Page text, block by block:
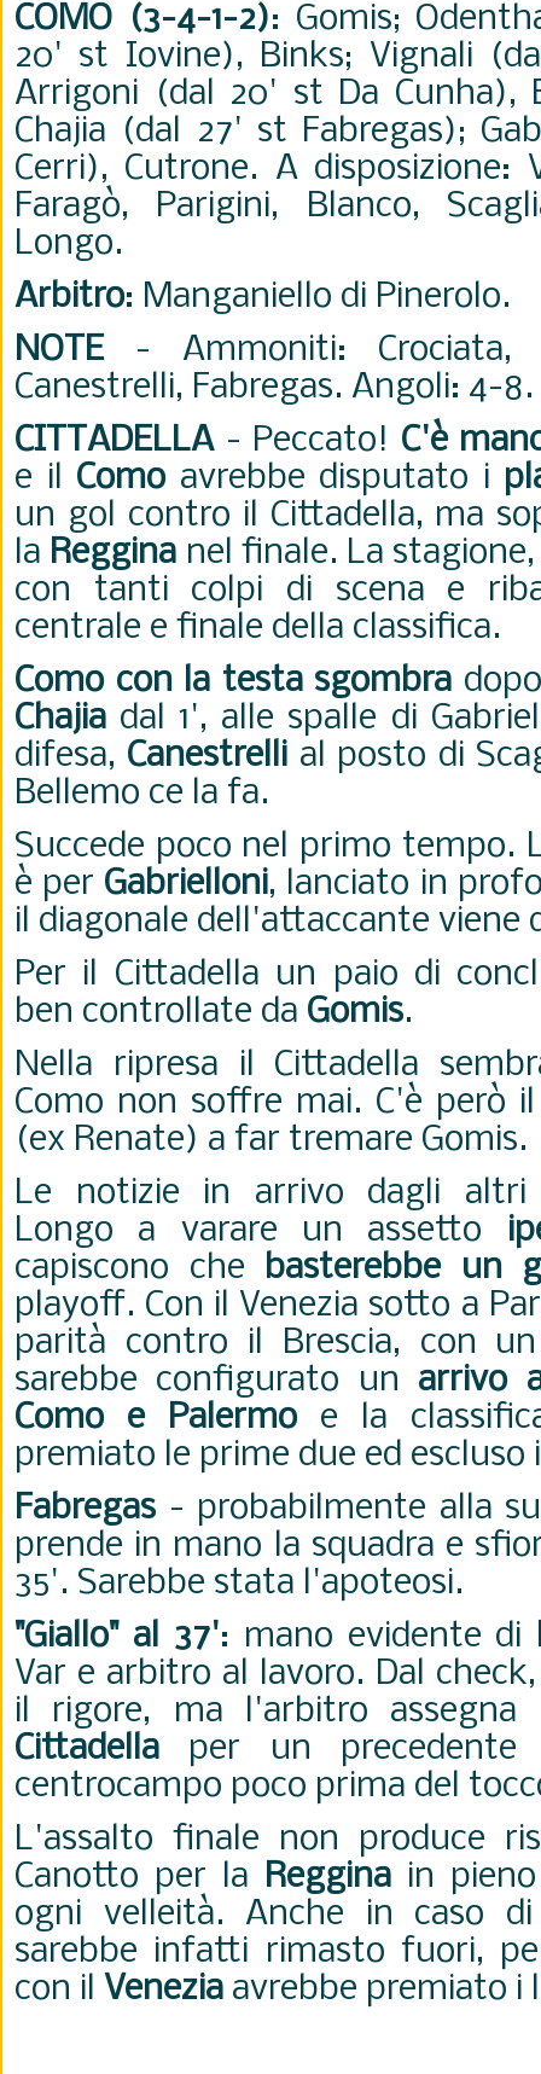
COMO (3-4-1-2): Gomis;
20' st Iovine), Binks; Vignali
Arrigoni (dal 20' st Da Cunha),
Chajia (dal 27' st Fabregas);
Cerri), Cutrone. A disposizione:
Faragò, Parigini, Blanco,
Longo.
Arbitro: Manganiello di Pinerolo.
NOTE - Ammoniti: Crociata,
Canestrelli, Fabregas. Angoli: 4-8.
CITTADELLA- Peccato! C'è
e il Comoavrebbe disputato i
un gol contro il Cittadella, ma
la Reggina nel finale. La
con tanti colpi di scena e
centrale e finale della classifica.
Como con la testa sgombra
Chajia dal 1', alle spalle di
difesa, Canestrelli al posto di
Bellemo ce la fa.
Succede poco nel primo tempo.
è per Gabrielloni, lanciato in
il diagonale dell'attaccante viene
Per il Cittadella un paio di
ben controllate da Gomis.
Nella ripresa il Cittadella
Como non soffre mai. C'è però
(ex Renate) a far tremare Gomis.
Le notizie in arrivo dagli altri
Longo a varare un assetto
capiscono che basterebbe un
playoff. Con il Venezia sotto a
parità contro il Brescia, con
sarebbe configurato un arrivo
Como e Palermoe la
premiato le prime due ed escluso
Fabregas - probabilmente alla
prende in mano la squadra e
35'. Sarebbe stata l'apoteosi.
"Giallo" al 37': mano evidente di
Var e arbitro al lavoro. Dal
il rigore, ma l'arbitro
Cittadella per un
centrocampo poco prima del
L'assalto finale non produce
Canotto per la Reggina in
ogni velleità. Anche in caso
sarebbe infatti rimasto fuori,
con il Venezia avrebbe premiato